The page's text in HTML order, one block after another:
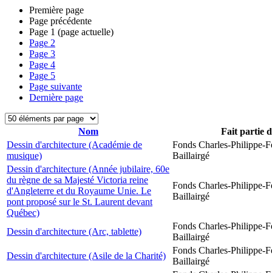
Première page
Page précédente
Page 1 (page actuelle)
Page 2
Page 3
Page 4
Page 5
Page suivante
Dernière page
Nom
Fait partie
Dessin d'architecture (Académie de
musique)
Fonds Charles-Philippe-
Baillairgé
Dessin d'architecture (Année jubilaire, 60e
du règne de sa Majesté Victoria reine
d'Angleterre et du Royaume Unie. Le
pont proposé sur le St. Laurent devant
Québec)
Fonds Charles-Philippe-
Baillairgé
Dessin d'architecture (Arc, tablette)
Fonds Charles-Philippe-
Baillairgé
Dessin d'architecture (Asile de la Charité)
Fonds Charles-Philippe-
Baillairgé